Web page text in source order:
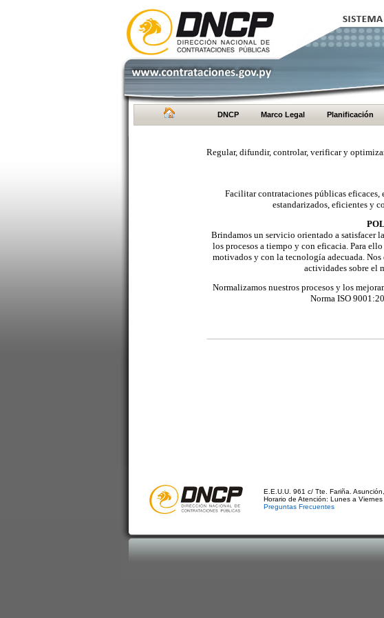
DNCP Marco Legal Planificación
Regular, difundir, controlar, verificar y
Facilitar contrataciones públicas eficaces,
estandarizados, eficientes y
Brindamos un servicio orientado a satisfacer
los procesos a tiempo y con eficacia. Para
motivados y con la tecnología adecuada.
actividades sobre el
Normalizamos nuestros procesos y los
Norma ISO
E.E.U.U. 961 c/ Tte. Fariña.
Horario de Atención: Lunes a
Preguntas Frecuentes